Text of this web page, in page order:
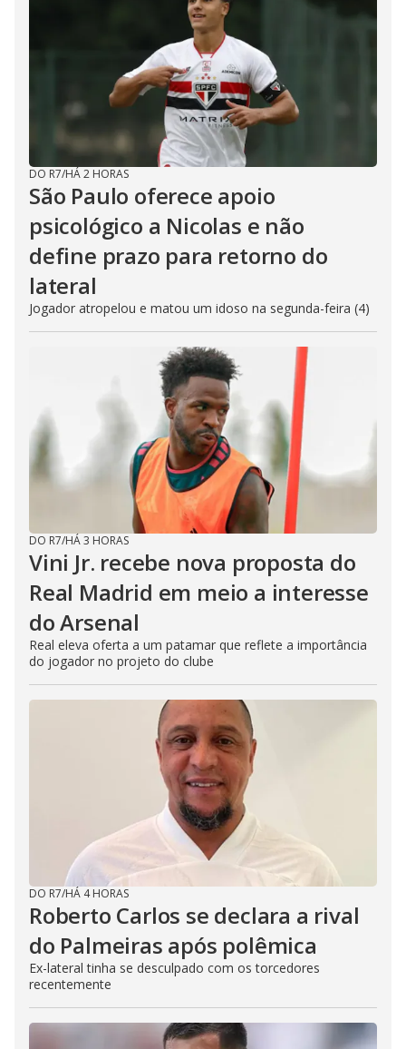
DO R7/HÁ 2 HORAS
São Paulo oferece apoio
psicológico a Nicolas e não
define prazo para retorno do
lateral
Jogador atropelou e matou um idoso na segunda-feira (4)
DO R7/HÁ 3 HORAS
Vini Jr. recebe nova proposta do
Real Madrid em meio a interesse
do Arsenal
Real eleva oferta a um patamar que reflete a importância
do jogador no projeto do clube
DO R7/HÁ 4 HORAS
Roberto Carlos se declara a rival
do Palmeiras após polêmica
Ex-lateral tinha se desculpado com os torcedores
recentemente